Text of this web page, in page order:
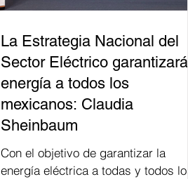
La Estrategia Nacional del
Sector Eléctrico garantizará
energía a todos los
mexicanos: Claudia
Sheinbaum
Con el objetivo de garantizar la
energía eléctrica a todas y todos los